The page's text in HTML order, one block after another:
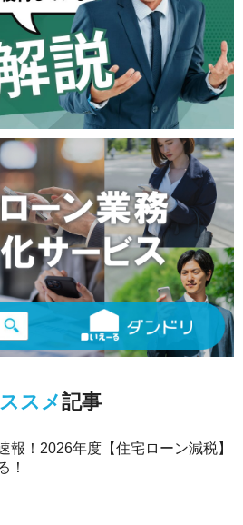
スメ記事
報！2026年度【住宅ローン減税】
！